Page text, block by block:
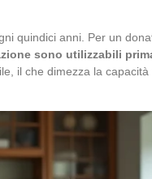
quindici anni. Per un
sono utilizzabili
il che dimezza la capacità